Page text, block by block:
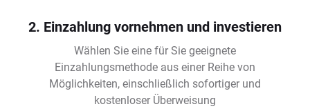
2. Einzahlung vornehmen und investieren
Wählen Sie eine für Sie geeignete
Einzahlungsmethode aus einer Reihe von
Möglichkeiten, einschließlich sofortiger und
kostenloser Überweisung